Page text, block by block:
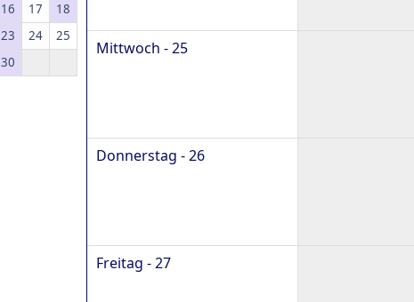
16 17
18
23 24
25
30
Mittwoch - 25
Donnerstag - 26
Freitag - 27